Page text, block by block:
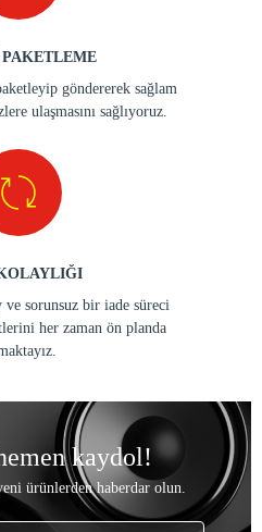
göndererek sağlam
ulaşmasını sağlıyoruz.
sorunsuz bir iade süreci
her zaman ön planda
kaydol!
ürünlerden haberdar olun.